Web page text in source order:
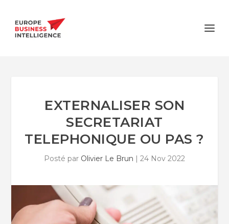
EXTERNALISER SON
SECRETARIAT
TELEPHONIQUE OU PAS ?
Posté par Olivier Le Brun | 24 Nov 2022